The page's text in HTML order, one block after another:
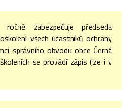
ročně zabezpečuje předseda
všech účastníků ochrany
správního obvodu obce Černá
se provádí zápis (lze i v